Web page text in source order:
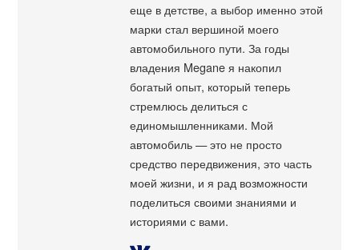
еще в детстве, а выбор именно этой
марки стал вершиной моего
автомобильного пути. За годы
владения Megane я накопил
богатый опыт, который теперь
стремлюсь делиться с
единомышленниками. Мой
автомобиль — это не просто
средство передвижения, это часть
моей жизни, и я рад возможности
поделиться своими знаниями и
историями с вами.